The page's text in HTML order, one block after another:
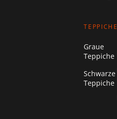
TEPPICHE
Graue
Teppiche
Schwarze
Teppiche